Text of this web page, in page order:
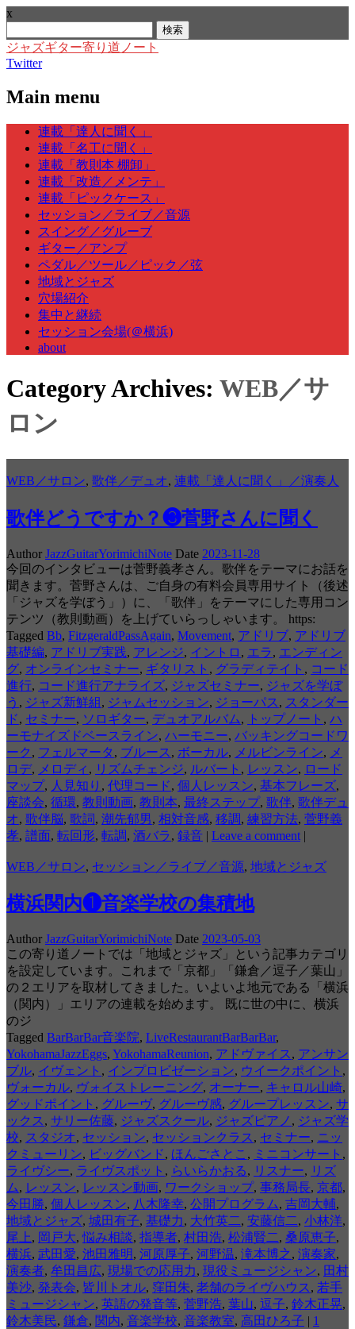
x
索:
ジャズギター寄り道ノート
Twitter
Main menu
Skip
content
連載「達人に聞く」
連載「名工に聞く」
連載「教則本 棚卸」
連載「改造／メンテ」
連載「ピックケース」
セッション／ライブ／音源
スイング／グルーブ
ギター／アンプ
ペダル／ツール／ピック／弦
地域とジャズ
穴場紹介
集中と継続
セッション会場(＠横浜)
about
Category Archives: WEB／サ
ロン
WEB／サロン, 歌伴／デュオ, 連載「達人に聞く」／演奏人
歌伴どうですか？❸菅野さんに聞く
Author JazzGuitarYorimichiNote Date 2023-11-28
今回のインタビューは菅野義孝さん。歌伴をテーマにお話を
聞きます。菅野さんは、ご自身の有料会員専用サイト（後述
「ジャズを学ぼう」）に、「歌伴」をテーマにした専用コン
テンツ（教則動画）を上げていらっしゃいます。 https:
Tagged Bb, FitzgeraldPassAgain, Movement, アドリブ, アドリブ
基礎編, アドリブ実践, アレンジ, イントロ , エラ, エンディン
グ, オンラインセミナー, ギタリスト , グラディテイト , コード
進行, コード進行アナライズ, ジャズセミナー, ジャズを学ぼ
う , ジャズ新鮮組 , ジャムセッション, ジョーパス , スタンダー
ド, セミナー, ソロギター, デュオアルバム, トップノート , ハ
ーモナイズドベースライン, ハーモニー, バッキングコードワ
ーク , フェルマータ , ブルース , ボーカル, メルビンライン, メ
ロデ, メロディ , リズムチェンジ, ルバート , レッスン, ロード
マップ, 人見知り , 代理コード, 個人レッスン, 基本フレーズ,
座談会, 循環, 教則動画, 教則本, 最終ステップ, 歌伴, 歌伴デュ
オ, 歌伴脳, 歌詞, 潮先郁男, 相対音感, 移調, 練習方法, 菅野義
孝, 譜面, 転回形, 転調, 酒バラ, 録音 | Leave a comment |
WEB／サロン, セッション／ライブ／音源, 地域とジャズ
横浜関内❶音楽学校の集積地
Author JazzGuitarYorimichiNote Date 2023-05-03
この寄り道ノートでは「地域とジャズ」という記事カテゴリ
を設定しています。これまで「京都」「鎌倉／逗子／葉山」
の２エリアを取材してきました。いよいよ地元である「横浜
（関内）」エリアの連載を始めます。 既に世の中に、横浜
のジ
Tagged BarBarBar音楽院, LiveRestaurantBarBarBar,
YokohamaJazzEggs, YokohamaReunion, アドヴァイス , アンサン
ブル, イヴェント , インプロビゼーション, ウイークポイント ,
ヴォーカル, ヴォイストレーニング, オーナー, キャロル山崎,
グッドポイント , グルーヴ, グルーヴ感, グループレッスン, サ
ックス , サリー佐藤, ジャズスクール, ジャズピアノ , ジャズ学
校, スタジオ, セッション, セッションクラス , セミナー, ニッ
クミューリン, ビッグバンド, ほんごさとこ , ミニコンサート ,
ライヴシー, ライヴスポット , らいらかおる, リスナー, リズ
ム, レッスン, レッスン動画, ワークショップ, 事務局長, 京都,
今田勝, 個人レッスン, 八木隆幸, 公開プログラム, 吉岡大輔,
地域とジャズ, 城田有子, 基礎力, 大竹英二, 安藤信二, 小林洋,
尾上, 岡戸大,悩み相談, 指導者, 村田浩, 松浦賢二, 桑原恵子,
横浜, 武田愛, 池田雅明, 河原厚子, 河野温, 滝本博之, 演奏家,
演奏者, 牟田昌広, 現場での応用力, 現役ミュージシャン, 田村
美沙, 発表会, 皆川トオル, 窪田朱, 老舗のライヴハウス , 若手
ミュージシャン, 英語の発音等, 菅野浩, 葉山, 逗子, 鈴木正晃,
鈴木美民, 鎌倉, 関内, 音楽学校, 音楽教室, 高田ひろ子 | 1